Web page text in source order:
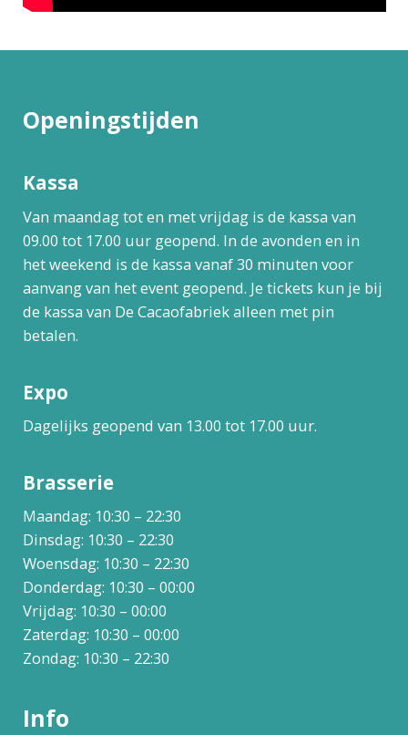
Openingstijden
Kassa
Van maandag tot en met vrijdag is de kassa van
09.00 tot 17.00 uur geopend. In de avonden en in
het weekend is de kassa vanaf 30 minuten voor
aanvang van het event geopend. Je tickets kun je bij
de kassa van De Cacaofabriek alleen met pin
betalen.
Expo
Dagelijks geopend van 13.00 tot 17.00 uur.
Brasserie
Maandag: 10:30 – 22:30
Dinsdag: 10:30 – 22:30
Woensdag: 10:30 – 22:30
Donderdag: 10:30 – 00:00
Vrijdag: 10:30 – 00:00
Zaterdag: 10:30 – 00:00
Zondag: 10:30 – 22:30
Info